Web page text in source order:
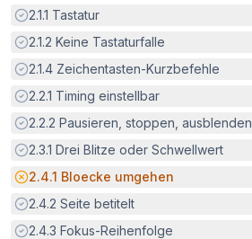
Erfüllt:
2.1.1 Tastatur
Erfüllt:
2.1.2 Keine Tastaturfalle
Erfüllt:
2.1.4 Zeichentasten-Kurzbefehle
Erfüllt:
2.2.1 Timing einstellbar
Erfüllt:
2.2.2 Pausieren, stoppen, ausblenden
Erfüllt:
2.3.1 Drei Blitze oder Schwellwert
Potenzielle Barriere:
2.4.1 Bloecke umgehen
Erfüllt:
2.4.2 Seite betitelt
Erfüllt:
2.4.3 Fokus-Reihenfolge